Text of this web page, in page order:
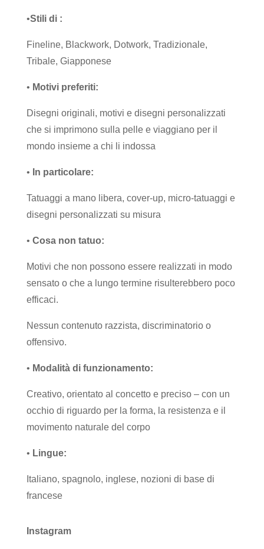
•Stili di :
Fineline, Blackwork, Dotwork, Tradizionale,
Tribale, Giapponese
• Motivi preferiti:
Disegni originali, motivi e disegni personalizzati
che si imprimono sulla pelle e viaggiano per il
mondo insieme a chi li indossa
• In particolare:
Tatuaggi a mano libera, cover-up, micro-tatuaggi e
disegni personalizzati su misura
• Cosa non tatuo:
Motivi che non possono essere realizzati in modo
sensato o che a lungo termine risulterebbero poco
efficaci.
Nessun contenuto razzista, discriminatorio o
offensivo.
• Modalità di funzionamento:
Creativo, orientato al concetto e preciso – con un
occhio di riguardo per la forma, la resistenza e il
movimento naturale del corpo
• Lingue:
Italiano, spagnolo, inglese, nozioni di base di
francese
Instagram